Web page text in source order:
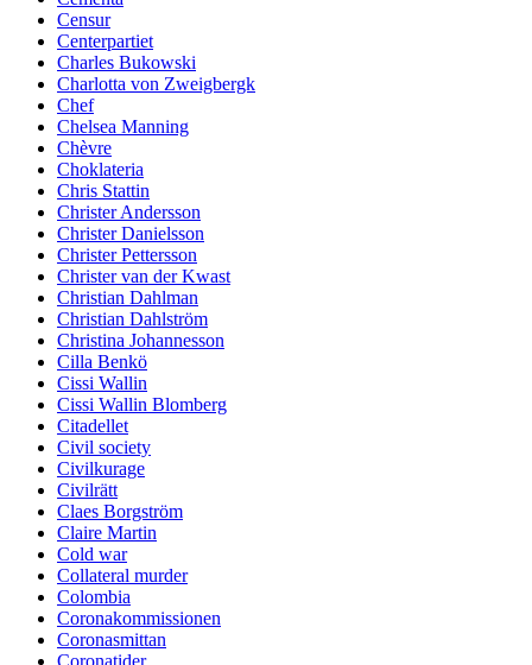
Censur
Centerpartiet
Charles Bukowski
Charlotta von Zweigbergk
Chef
Chelsea Manning
Chèvre
Choklateria
Chris Stattin
Christer Andersson
Christer Danielsson
Christer Pettersson
Christer van der Kwast
Christian Dahlman
Christian Dahlström
Christina Johannesson
Cilla Benkö
Cissi Wallin
Cissi Wallin Blomberg
Citadellet
Civil society
Civilkurage
Civilrätt
Claes Borgström
Claire Martin
Cold war
Collateral murder
Colombia
Coronakommissionen
Coronasmittan
Coronatider